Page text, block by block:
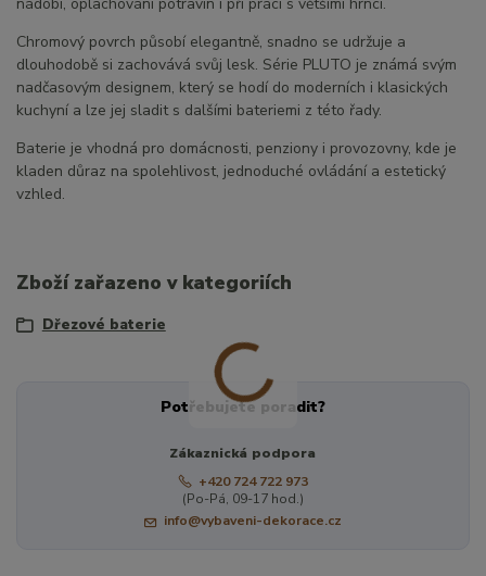
Chromový povrch působí elegantně, snadno se udržuje a
dlouhodobě si zachovává svůj lesk. Série PLUTO je známá svým
nadčasovým designem, který se hodí do moderních i klasických
kuchyní a lze jej sladit s dalšími bateriemi z této řady.
Baterie je vhodná pro domácnosti, penziony i provozovny, kde je
kladen důraz na spolehlivost, jednoduché ovládání a estetický
vzhled.
Zboží zařazeno v kategoriích
Dřezové baterie
Potřebujete poradit?
Zákaznická podpora
+420 724 722 973
(Po-Pá, 09-17 hod.)
info@vybaveni-dekorace.cz